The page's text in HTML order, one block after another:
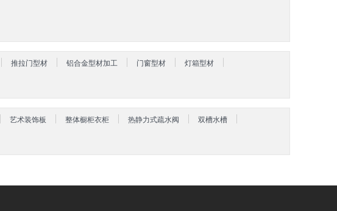
推拉门型材 铝合金型材加工 门窗型材 灯箱型材
艺术装饰板 整体橱柜衣柜 热静力式疏水阀 双槽水槽